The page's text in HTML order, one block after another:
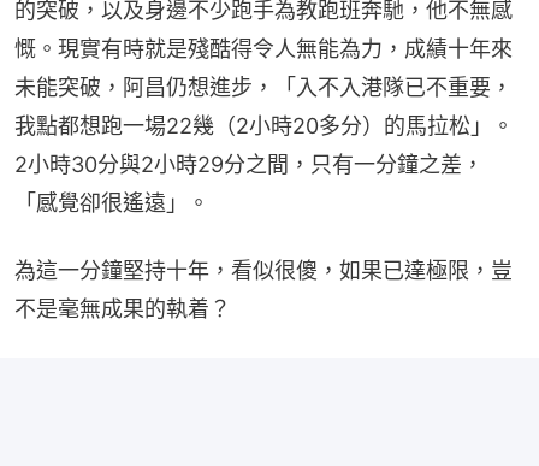
的突破，以及身邊不少跑手為教跑班奔馳，他不無感
慨。現實有時就是殘酷得令人無能為力，成績十年來
未能突破，阿昌仍想進步，「入不入港隊已不重要，
我點都想跑一場22幾（2小時20多分）的馬拉松」。
2小時30分與2小時29分之間，只有一分鐘之差，
「感覺卻很遙遠」。
為這一分鐘堅持十年，看似很傻，如果已達極限，豈
不是毫無成果的執着？